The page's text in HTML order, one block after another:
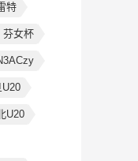
特
芬女杯
U20